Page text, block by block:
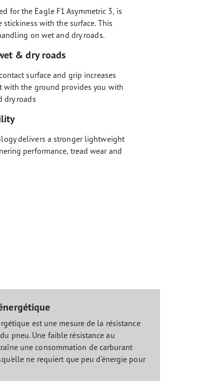
for the Eagle F1 Asymmetric 3, is
with the surface. This
on wet and dry roads.
& dry roads
surface and grip increases
with the ground provides you with
dry roads
delivers a stronger lightweight
performance, tread wear and
est une mesure de la résistance
pneu. Une faible résistance au
une consommation de carburant
ne requiert que peu d'énergie pour